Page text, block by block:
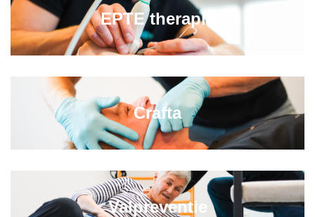
EPTE therapie
Crafta
Valpreventie